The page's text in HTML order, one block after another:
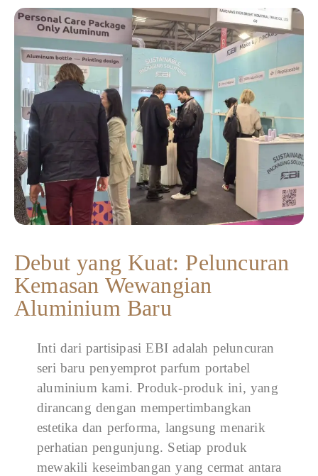
Debut yang Kuat: Peluncuran
Kemasan Wewangian
Aluminium Baru
Inti dari partisipasi EBI adalah peluncuran
seri baru penyemprot parfum portabel
aluminium kami. Produk-produk ini, yang
dirancang dengan mempertimbangkan
estetika dan performa, langsung menarik
perhatian pengunjung. Setiap produk
mewakili keseimbangan yang cermat antara